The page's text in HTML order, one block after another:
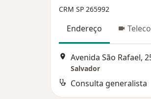
CRM SP 265992
Endereço
Avenida São Rafael,
Salvador
Consulta generalista